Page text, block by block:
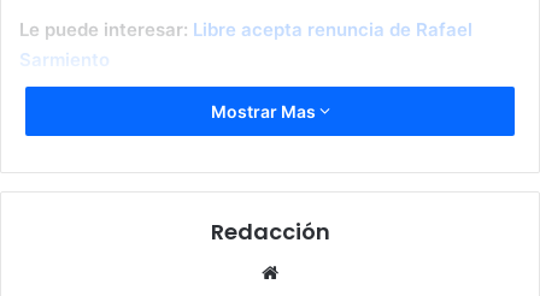
Le puede interesar: Libre acepta renuncia de Rafael
Sarmiento
“En buena conciencia, no puedo apoyar la denuncia del
situación que traerá consecuencias negativas para mi
La renuncia de Valle llega en un momento de tensión
Mostrar Mas
Redacción